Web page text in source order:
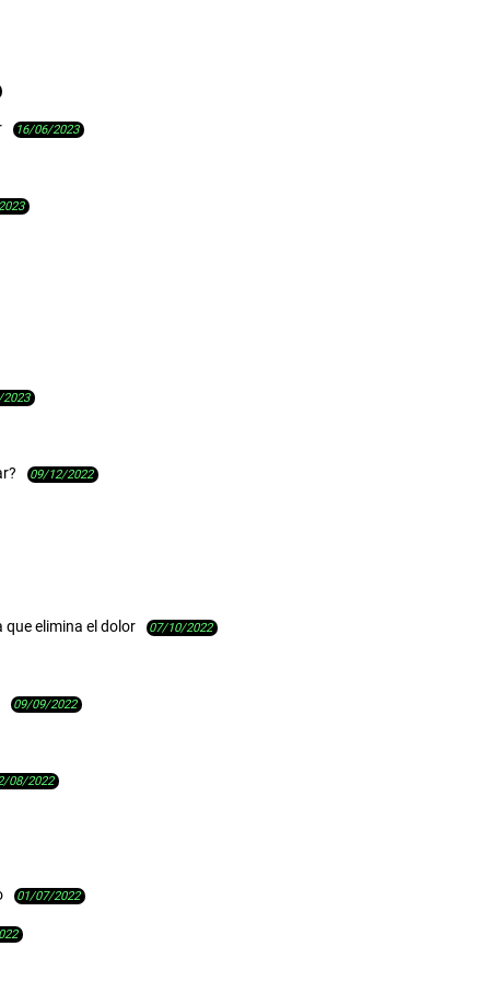
16/06/2023
09/12/2022
que elimina el dolor 07/10/2022
09/09/2022
08/2022
01/07/2022